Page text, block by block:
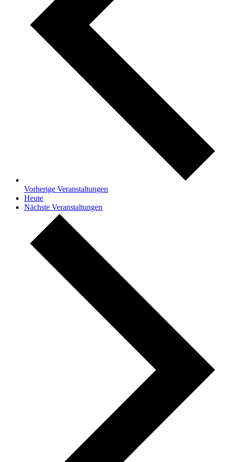
Vorherige Veranstaltungen
Heute
Nächste Veranstaltungen